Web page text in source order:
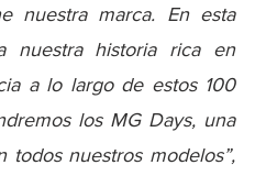
nuestra marca. En esta
nuestra historia rica en
a lo largo de estos 100
los MG Days, una
todos nuestros modelos”,